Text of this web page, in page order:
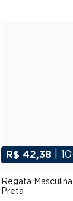
R$ 42,38 |
Regata
Preta